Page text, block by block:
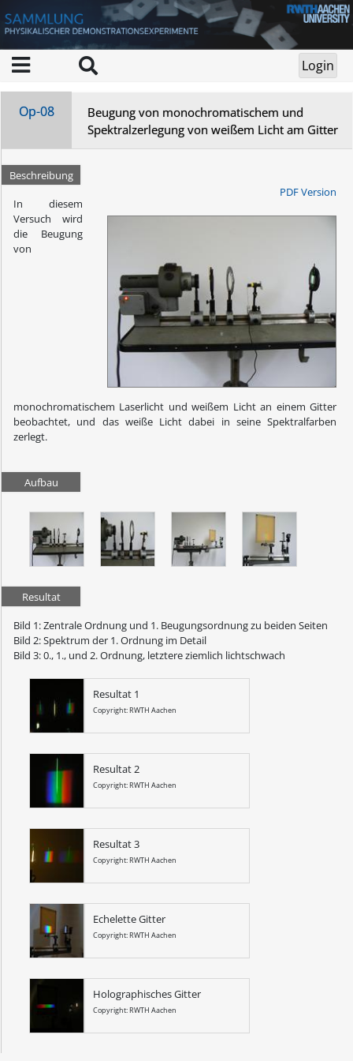
Op-08
Beugung von monochromatischem und
Spektralzerlegung von weißem Licht am Gitter
Beschreibung
PDF Version
In diesem
Versuch wird
die Beugung
von
monochromatischem Laserlicht und weißem Licht an einem Gitter
beobachtet, und das weiße Licht dabei in seine Spektralfarben
zerlegt.
Aufbau
Resultat
Bild 1: Zentrale Ordnung und 1. Beugungsordnung zu beiden Seiten
Bild 2: Spektrum der 1. Ordnung im Detail
Bild 3: 0., 1., und 2. Ordnung, letztere ziemlich lichtschwach
Resultat 1
Copyright: RWTH Aachen
Resultat 2
Copyright: RWTH Aachen
Resultat 3
Copyright: RWTH Aachen
Echelette Gitter
Copyright: RWTH Aachen
Holographisches Gitter
Copyright: RWTH Aachen